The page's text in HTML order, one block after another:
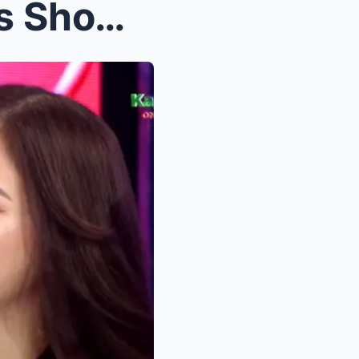
Nakakaiyak na Surprise! ‘It’s Showtime...